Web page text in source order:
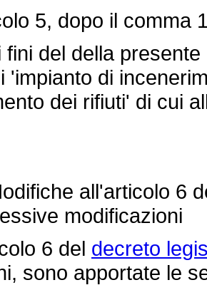
5, dopo il comma
del della presente
'impianto di
dei rifiuti' di cui
all'articolo 6
modificazioni
6 del decreto
sono apportate le